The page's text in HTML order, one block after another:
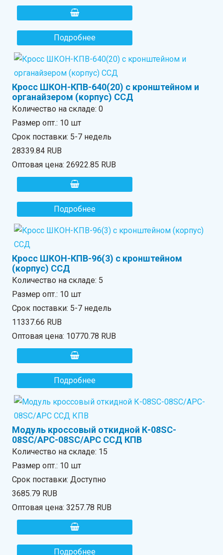
Подробнее
Кросс ШКОН-КПВ-640(20) с кронштейном и
органайзером (корпус) ССД
Количество на складе:0
Размер опт.: 10 шт
Срок поставки: 5-7 недель
28339.84 RUB
Оптовая цена:26922.85 RUB
Подробнее
Кросс ШКОН-КПВ-96(3) с кронштейном
(корпус) ССД
Количество на складе: 5
Размер опт.: 10 шт
Срок поставки: 5-7 недель
11337.66 RUB
Оптовая цена: 10770.78 RUB
Подробнее
Модуль кроссовый откидной К-08SC-
08SC/APC-08SC/APC ССД КПВ
Количество на складе: 15
Размер опт.: 10 шт
Срок поставки: Доступно
3685.79 RUB
Оптовая цена:3257.78 RUB
Подробнее